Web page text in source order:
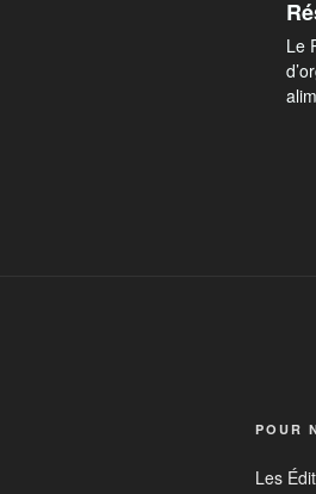
Le
POUR
Les